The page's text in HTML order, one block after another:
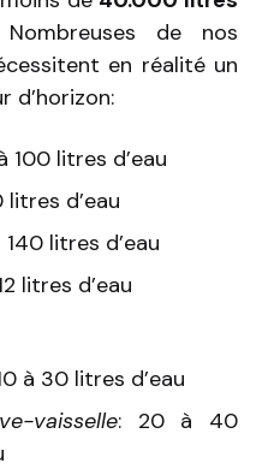
de nos
en réalité un
d’horizon:
100 litres d’eau
litres d’eau
140 litres d’eau
litres d’eau
à 30 litres d’eau
vaisselle: 20 à 40